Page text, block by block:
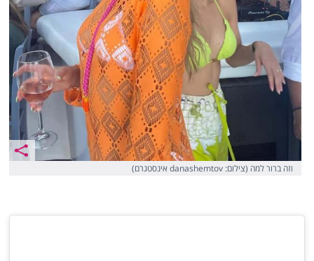
וזה ברור למה (צילום: danashemtov אינסטגרם)